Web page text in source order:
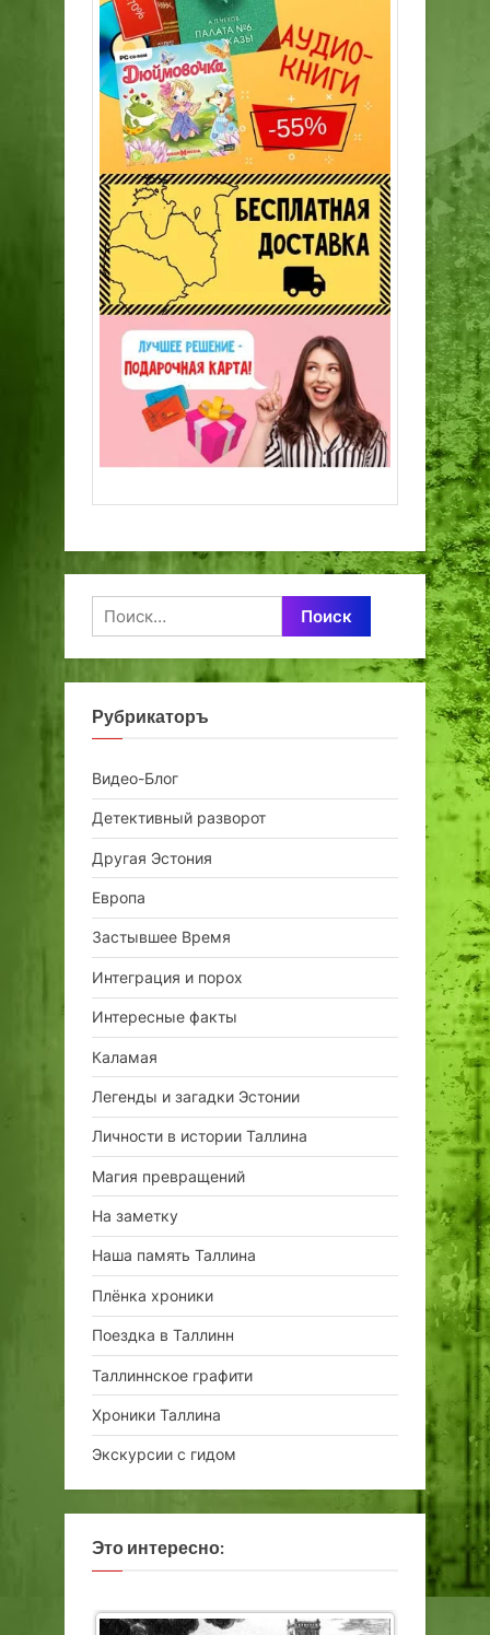
Найти:
Рубрикаторъ
Видео-Блог
Детективный разворот
Другая Эстония
Европа
Застывшее Время
Интеграция и порох
Интересные факты
Каламая
Легенды и загадки Эстонии
Личности в истории Таллина
Магия превращений
На заметку
Наша память Таллина
Плёнка хроники
Поездка в Таллинн
Таллиннское графити
Хроники Таллина
Экскурсии с гидом
Это интересно: